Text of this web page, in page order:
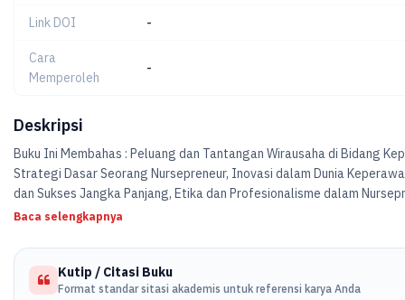
Link DOI -
Cara
Memperoleh
-
Deskripsi
Buku Ini Membahas : Peluang dan Tantangan Wirausaha di Bidang
Strategi Dasar Seorang Nursepreneur, Inovasi dalam Dunia
dan Sukses Jangka Panjang, Etika dan Profesionalisme dalam
Baca selengkapnya
Kutip / Citasi Buku
Format standar sitasi akademis untuk referensi karya Anda